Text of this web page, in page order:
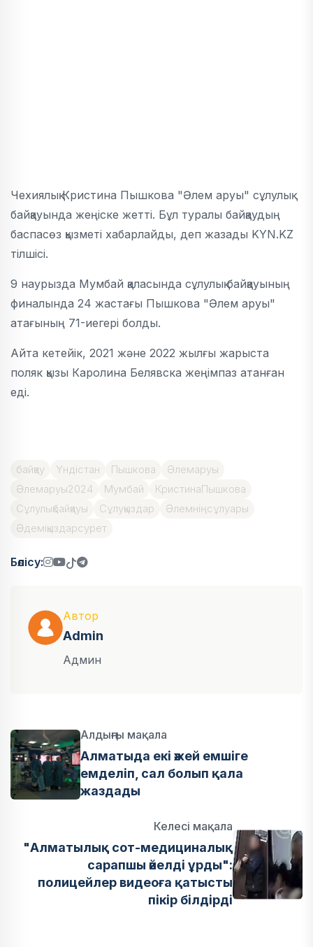
Чехиялық Кристина Пышкова "Әлем аруы" сұлулық
байқауында жеңіске жетті. Бұл туралы байқаудың
баспасөз қызметі хабарлайды, деп жазады KYN.KZ
тілшісі.
9 наурызда Мумбай қаласында сұлулық байқауының
финалында 24 жастағы Пышкова "Әлем аруы"
атағының 71-иегері болды.
Айта кетейік, 2021 және 2022 жылғы жарыста
поляк қызы Каролина Белявска жеңімпаз атанған
еді.
байқау Үндістан Пышкова
Әлемаруы
Әлемаруы2024
Мумбай
КристинаПышкова
Сұлулықбайқауы
Сұлуқыздар
Әлемніңсұлуары
Әдеміқыздарсурет
Бөлісу:
Автор
Admin
Админ
Алдыңғы мақала
Алматыда екі әжей емшіге
емделіп, сал болып қала
жаздады
Келесі мақала
"Алматылық сот-медициналық
сарапшы әйелді ұрды":
полицейлер видеоға қатысты
пікір білдірді